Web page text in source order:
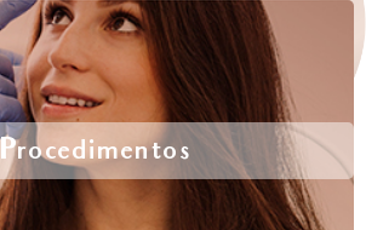
Procedimentos